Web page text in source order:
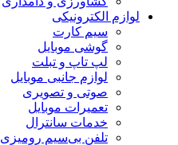
لوازم الکترونیکی
سیم کارت
گوشی موبایل
لپ تاپ و تبلت
لوازم جانبی موبایل
صوتی و تصویری
تعمیرات موبایل
خدمات سانترال
تلفن بی‌سیم رومیزی